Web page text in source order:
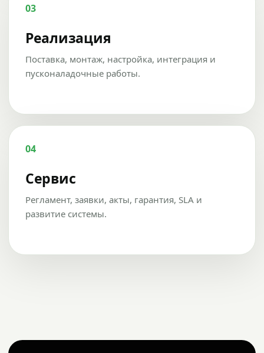
03
Реализация
Поставка, монтаж, настройка, интеграция и
пусконаладочные работы.
04
Сервис
Регламент, заявки, акты, гарантия, SLA и
развитие системы.